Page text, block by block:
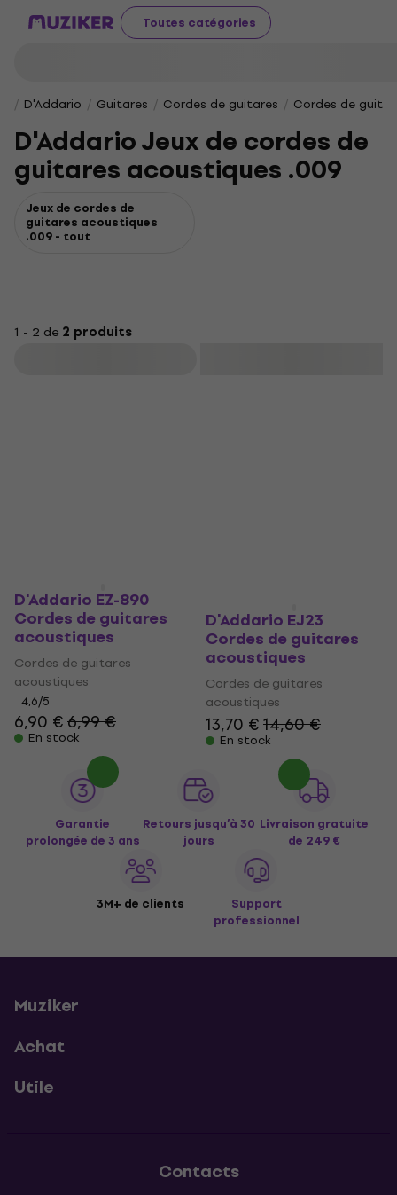
Toutes catégories
D'Addario Guitares Cordes de guitares Cordes de
D'Addario Jeux de cordes de
guitares acoustiques .009
Jeux de cordes de
guitares acoustiques
.009 - tout
1 - 2 de 2 produits
D'Addario EZ-890
Cordes de guitares
acoustiques
Cordes de guitares
acoustiques
4,6/5
6,90 €6,99 €
En stock
D'Addario EJ23
Cordes de guitares
acoustiques
Cordes de guitares
acoustiques
13,70 €14,60 €
En stock
Garantie
prolongée de 3 ans
Retours jusqu’à 30
jours
Livraison gratuite
de 249 €
3M+ de clients
Support
professionnel
Muziker
Achat
Utile
Contacts